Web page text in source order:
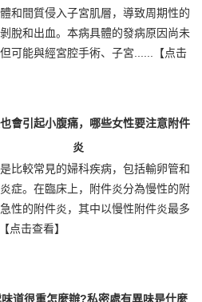
和間質侵入子宮肌層，導致周期性的
脫和出血。本病具體的發病原因尚未
可能與經宮腔手術、子宮......
【点击
會引起小腹痛，哪些女性要注意附件
炎
比較常見的婦科疾病，包括輸卵管和
症。在臨床上，附件炎分為慢性的附
性的附件炎，其中以慢性附件炎最多
【点击查看】
道很重怎麼辦?私密處有異味是什麼